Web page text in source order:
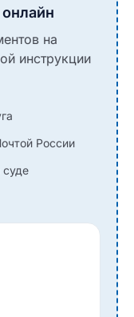
на
инструкции
России
суде